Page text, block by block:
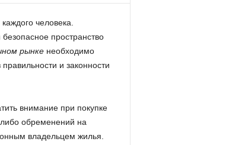
человека.
пространство
рынкенеобходимо
и законности
внимание при покупке
либо обременений на
владельцем жилья.